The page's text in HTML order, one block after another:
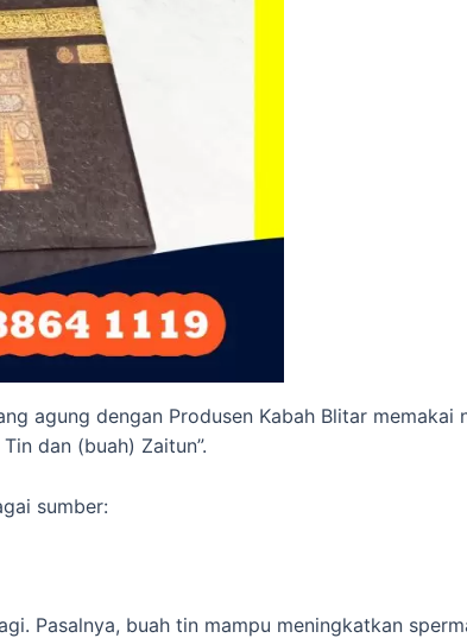
agung dengan Produsen Kabah Blitar
dan (buah) Zaitun”.
sumber:
Pasalnya, buah tin mampu meningkatkan